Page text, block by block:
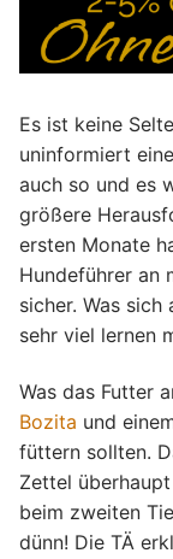
Es ist keine
uninformiert
auch so und es
größere
ersten Monate
Hundeführer an
sicher. Was
sehr viel lernen
Was das Futter
Bozita und
füttern sollten.
Zettel
beim zweiten
dünn! Die TÄ